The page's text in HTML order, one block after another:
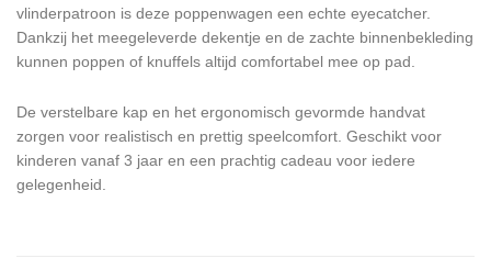
vlinderpatroon is deze poppenwagen een echte eyecatcher.
Dankzij het meegeleverde dekentje en de zachte binnenbekleding
kunnen poppen of knuffels altijd comfortabel mee op pad.
De verstelbare kap en het ergonomisch gevormde handvat
zorgen voor realistisch en prettig speelcomfort. Geschikt voor
kinderen vanaf 3 jaar en een prachtig cadeau voor iedere
gelegenheid.